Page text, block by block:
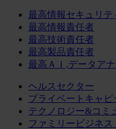
最高情報セキュリテ
最高情報責任者
最高技術責任者
最高製品責任者
最高ＡＩ,データア
ヘルスセクター
プライベートキャピ
テクノロジー&コミ
ファミリービジネ